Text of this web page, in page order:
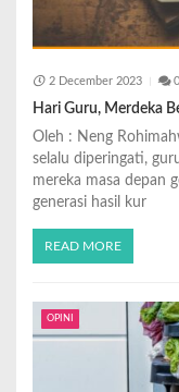
2 December 2023 0
Hari Guru, Merdeka
Oleh : Neng
selalu diperingati,
mereka masa depan
generasi hasil kur
READ MORE
OPINI